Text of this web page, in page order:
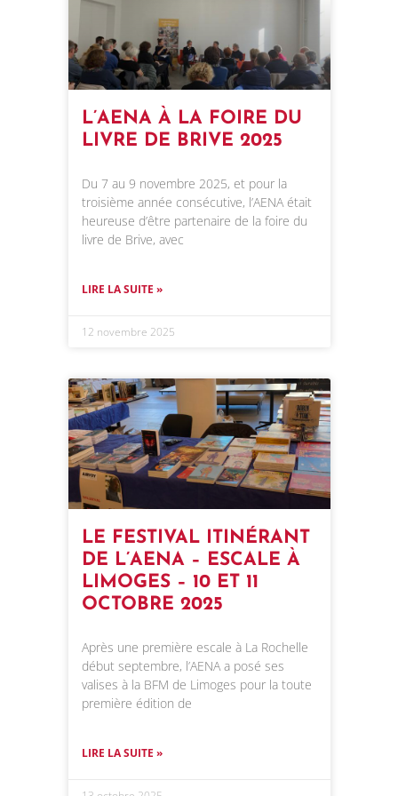
L’AENA À LA FOIRE DU
LIVRE DE BRIVE 2025
Du 7 au 9 novembre 2025, et pour la
troisième année consécutive, l’AENA était
heureuse d’être partenaire de la foire du
livre de Brive, avec
LIRE LA SUITE »
12 novembre 2025
LE FESTIVAL ITINÉRANT
DE L’AENA – ESCALE À
LIMOGES – 10 ET 11
OCTOBRE 2025
Après une première escale à La Rochelle
début septembre, l’AENA a posé ses
valises à la BFM de Limoges pour la toute
première édition de
LIRE LA SUITE »